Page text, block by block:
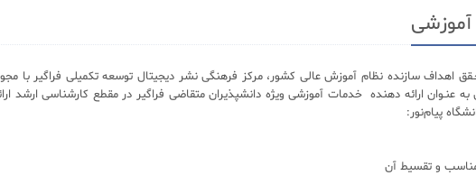
اهداف سازنده نظام آموزش عالی کشور، مرکز فرهنگی نشر دیجیتال توسعه تکمیلی فراگیر با
به عنـوان ارائه دهنده خدمات آموزشی ویژه دانشپذیران متقاضی فراگیر در مقطع کارشناسی ارشد
پیام‌نور:
و تقسیط آن